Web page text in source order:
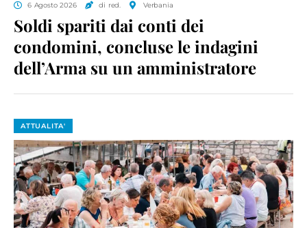
6 Agosto 2026 di red. Verbania
Soldi spariti dai conti dei
condomini, concluse le indagini
dell’Arma su un amministratore
ATTUALITA'